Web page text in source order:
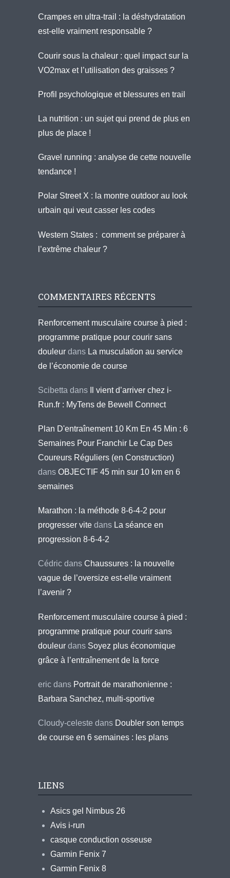
Crampes en ultra-trail : la déshydratation
est-elle vraiment responsable ?
Courir sous la chaleur : quel impact sur la
VO2max et l’utilisation des graisses ?
Profil psychologique et blessures en trail
La nutrition : un sujet qui prend de plus en
plus de place !
Gravel running : analyse de cette nouvelle
tendance !
Polar Street X : la montre outdoor au look
urbain qui veut casser les codes
Western States : comment se préparer à
l’extrême chaleur ?
COMMENTAIRES RÉCENTS
Renforcement musculaire course à pied :
programme pratique pour courir sans
douleur dans La musculation au service
de l’économie de course
Scibetta dans
Il vient d’arriver chez i-
Run.fr : MyTens de Bewell Connect
Plan D'entraînement 10 Km En 45 Min : 6
Semaines Pour Franchir Le Cap Des
Coureurs Réguliers (en Construction)
dans OBJECTIF 45 min sur 10 km en 6
semaines
Marathon : la méthode 8-6-4-2 pour
progresser vite dans La séance en
progression 8-6-4-2
Cédric dans Chaussures : la nouvelle
vague de l’oversize est-elle vraiment
l’avenir ?
Renforcement musculaire course à pied :
programme pratique pour courir sans
douleur dans Soyez plus économique
grâce à l’entraînement de la force
eric dans Portrait de marathonienne :
Barbara Sanchez, multi-sportive
Cloudy-celeste dans Doubler son temps
de course en 6 semaines : les plans
LIENS
Asics gel Nimbus 26
Avis i-run
casque conduction osseuse
Garmin Fenix 7
Garmin Fenix 8